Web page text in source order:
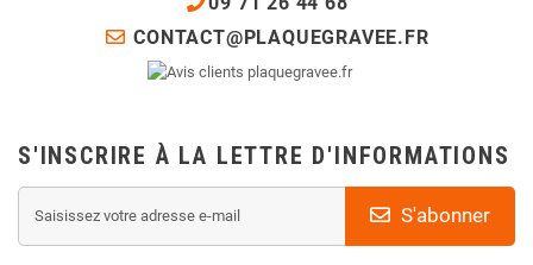
CONTACT@PLAQUEGRAVEE.FR
S'INSCRIRE À LA LETTRE D'INFORMATIONS
S'abonner